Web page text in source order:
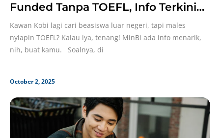
Funded Tanpa TOEFL, Info Terkini
2026!
Kawan Kobi lagi cari beasiswa luar negeri, tapi males
nyiapin TOEFL? Kalau iya, tenang! MinBi ada info menarik,
nih, buat kamu. Soalnya, di
October 2, 2025